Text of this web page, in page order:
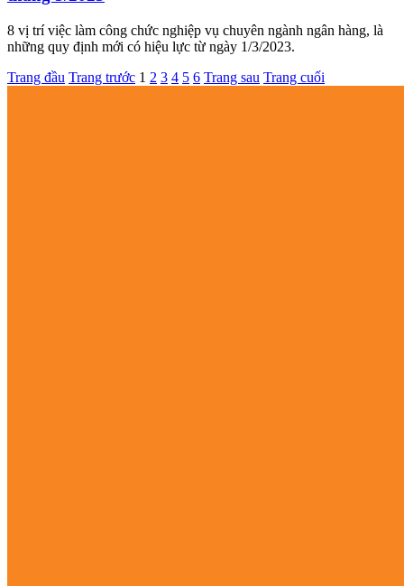
8 vị trí việc làm công chức nghiệp vụ chuyên ngành ngân hàng, là
những quy định mới có hiệu lực từ ngày 1/3/2023.
Trang đầu Trang trước 1 2 3 4 5 6 Trang sau Trang cuối